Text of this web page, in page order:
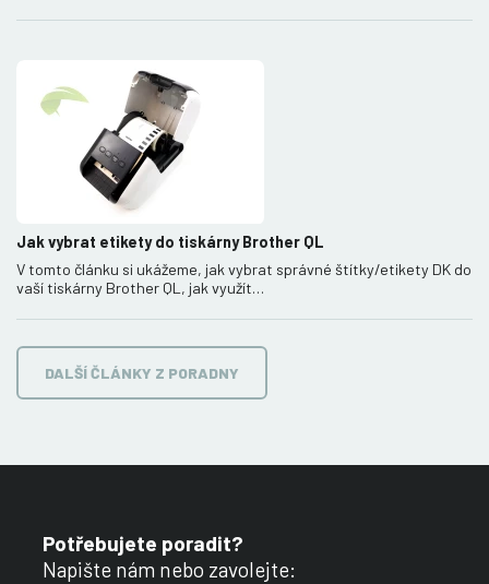
Jak vybrat etikety do tiskárny Brother QL
V tomto článku si ukážeme, jak vybrat správné štítky/etikety DK do
vaší tiskárny Brother QL, jak využít…
DALŠÍ ČLÁNKY Z PORADNY
Potřebujete poradit?
Napište nám nebo zavolejte: